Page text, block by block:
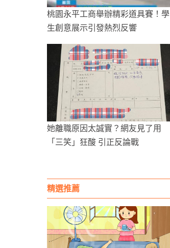
桃園永平工商舉辦精彩道具賽！學
生創意展示引發熱烈反響
她離職原因太誠實？網友見了用
「三笑」狂酸 引正反論戰
精選推薦